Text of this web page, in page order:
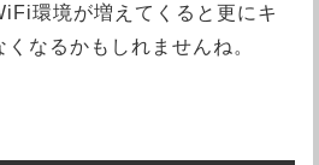
環境が増えてくると更にキ
なるかもしれませんね。